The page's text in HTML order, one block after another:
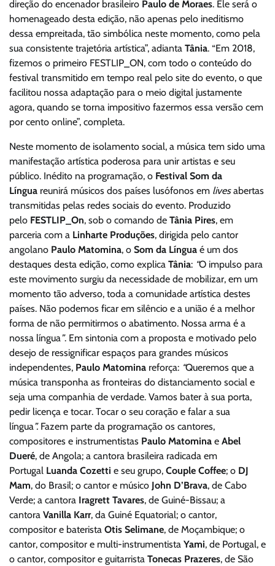
direção do encenador brasileiro Paulo de Moraes. Ele será o
homenageado desta edição, não apenas pelo ineditismo
dessa empreitada, tão simbólica neste momento, como pela
sua consistente trajetória artística”, adianta Tânia. “Em 2018,
fizemos o primeiro FESTLIP_ON, com todo o conteúdo do
festival transmitido em tempo real pelo site do evento, o que
facilitou nossa adaptação para o meio digital justamente
agora, quando se torna impositivo fazermos essa versão cem
por cento online”, completa.
Neste momento de isolamento social, a música tem sido uma
manifestação artística poderosa para unir artistas e seu
público. Inédito na programação, o Festival Som da
Língua reunirá músicos dos países lusófonos em livesabertas
transmitidas pelas redes sociais do evento. Produzido
pelo FESTLIP_On, sob o comando de Tânia Pires, em
parceria com a Linharte Produções, dirigida pelo cantor
angolano Paulo Matomina, o Som da Língua é um dos
destaques desta edição, como explica Tânia: “O impulso para
este movimento surgiu da necessidade de mobilizar, em um
momento tão adverso, toda a comunidade artística destes
países. Não podemos ficar em silêncio e a união é a melhor
forma de não permitirmos o abatimento. Nossa arma é a
nossa língua”. Em sintonia com a proposta e motivado pelo
desejo de ressignificar espaços para grandes músicos
independentes, Paulo Matomina reforça: “Queremos que a
música transponha as fronteiras do distanciamento social e
seja uma companhia de verdade. Vamos bater à sua porta,
pedir licença e tocar. Tocar o seu coração e falar a sua
língua”.Fazem parte da programação os cantores,
compositores e instrumentistas Paulo Matomina e Abel
Dueré, de Angola; a cantora brasileira radicada em
Portugal Luanda Cozetti e seu grupo, Couple Coffee; o DJ
Mam, do Brasil; o cantor e músico John D’Brava, de Cabo
Verde; a cantora Iragrett Tavares, de Guiné-Bissau; a
cantora Vanilla Karr, da Guiné Equatorial; o cantor,
compositor e baterista Otis Selimane, de Moçambique; o
cantor, compositor e multi-instrumentista Yami, de Portugal, e
o cantor, compositor e guitarrista Tonecas Prazeres, de São